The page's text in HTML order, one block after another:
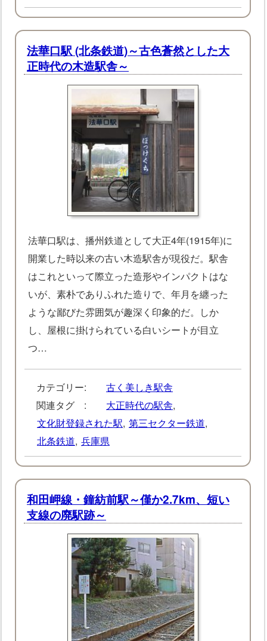
法華口駅 (北条鉄道)～古色蒼然とした大
正時代の木造駅舎～
法華口駅は、播州鉄道として大正4年(1915年)に
開業した時以来の古い木造駅舎が現役だ。駅舎
はこれといって際立った造形やインパクトはな
いが、素朴でありふれた造りで、年月を纏った
ような鄙びた雰囲気が趣深く印象的だ。しか
し、屋根に掛けられている白いシートが目立
つ…
カテゴリー:
古く美しき駅舎
関連タグ :
大正時代の駅舎,
文化財登録された駅, 第三セクター鉄道,
北条鉄道, 兵庫県
和田岬線・鐘紡前駅～僅か2.7km、短い
支線の廃駅跡～